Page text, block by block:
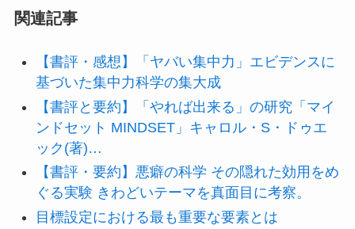
関連記事
【書評・感想】「ヤバい集中力」エビデンスに
基づいた集中力科学の集大成
【書評と要約】「やれば出来る」の研究「マイ
ンドセット MINDSET」キャロル・S・ドゥエ
ック(著)…
【書評・要約】悪癖の科学 その隠れた効用をめ
ぐる実験 きわどいテーマを真面目に考察。
目標設定における最も重要な要素とは